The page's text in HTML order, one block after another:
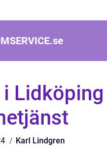
se
i
Karl Lindgren